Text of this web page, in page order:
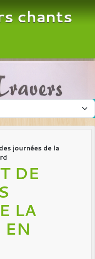
chants
journées de la
DE
LA
EN